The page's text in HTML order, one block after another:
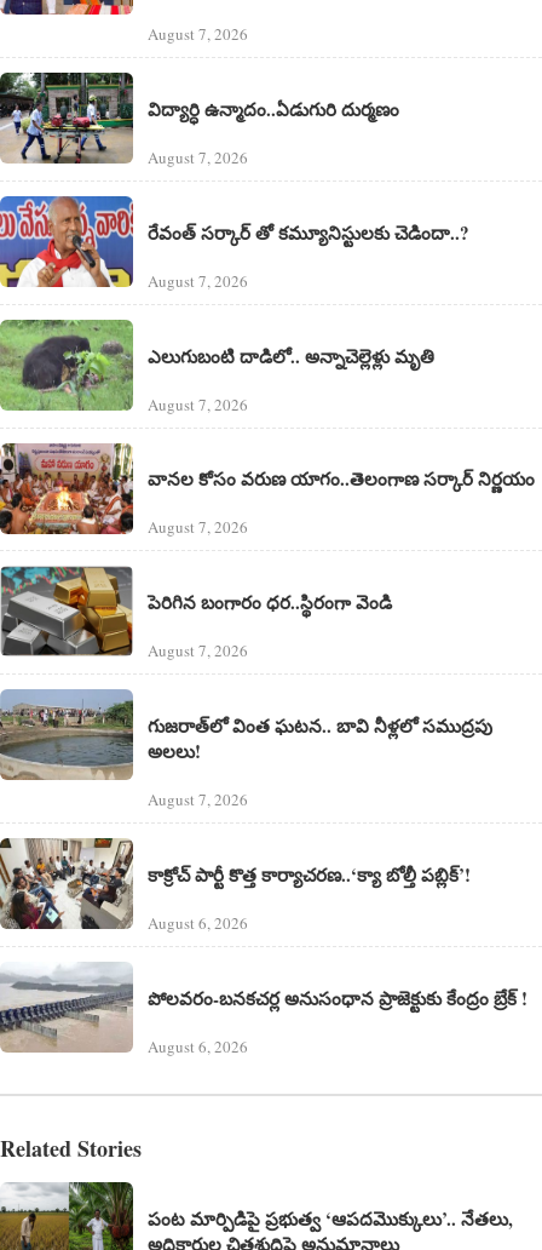
August 7, 2026
విద్యార్ధి ఉన్మాదం..ఏడుగురి దుర్మణం
August 7, 2026
రేవంత్ సర్కార్ తో కమ్యూనిస్టులకు చెడిందా..?
August 7, 2026
ఎలుగుబంటి దాడిలో.. అన్నాచెల్లెళ్లు మృతి
August 7, 2026
వానల కోసం వరుణ యాగం..తెలంగాణ సర్కార్ నిర్ణయం
August 7, 2026
పెరిగిన బంగారం ధర..స్థిరంగా వెండి
August 7, 2026
గుజరాత్‌లో వింత ఘటన.. బావి నీళ్లలో సముద్రపు
అలలు!
August 7, 2026
కాక్రోచ్ పార్టీ కొత్త కార్యాచరణ..‘క్యా బోల్తీ పబ్లిక్’!
August 6, 2026
పోలవరం-బనకచర్ల అనుసంధాన ప్రాజెక్టుకు కేంద్రం బ్రేక్ !
August 6, 2026
Related Stories
పంట మార్పిడిపై ప్రభుత్వ ‘ఆపదమొక్కులు’.. నేతలు,
అధికారుల చిత్తశుద్ధిపై అనుమానాలు